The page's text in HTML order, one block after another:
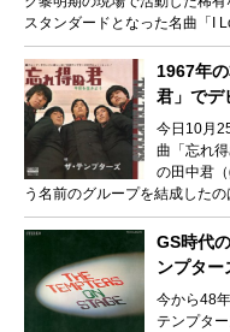
スタンダードとなった名曲「I
1967年
君」でデ
今日10月
曲「忘れ
の田中君
う名前のグループを結成した
GS時代
ンプター
今から48
テンプタ